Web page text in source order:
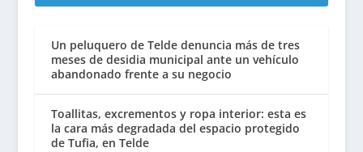
Un peluquero de Telde denuncia más de tres
meses de desidia municipal ante un vehículo
abandonado frente a su negocio
Toallitas, excrementos y ropa interior: esta es
la cara más degradada del espacio protegido
de Tufia, en Telde